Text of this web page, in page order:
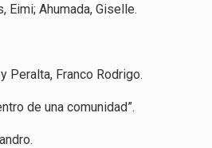
Eimi; Ahumada, Giselle.
Peralta, Franco Rodrigo.
de una comunidad”.